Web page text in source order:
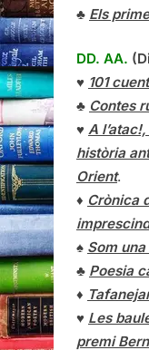
♣ Els
DD. AA.
♥ 101
♣ Contes
♥ A
història
Orient.
♦ Crònica
♠ Som
♣ Poesia
♦
♥ Les
premi